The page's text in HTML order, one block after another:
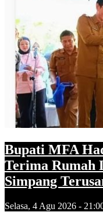
Bupati MFA
Terima Rumah
Simpang
Selasa, 4 Agu 2026 -